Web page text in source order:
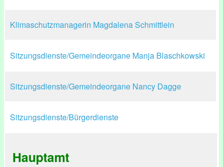
Klimaschutzmanagerin Magdalena Schmittlein
Sitzungsdienste/Gemeindeorgane Manja Blaschkowski
Sitzungsdienste/Gemeindeorgane Nancy Dagge
Sitzungsdienste/Bürgerdienste
Hauptamt